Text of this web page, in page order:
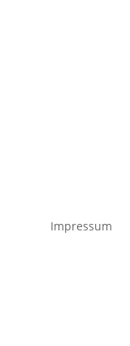
Impressum